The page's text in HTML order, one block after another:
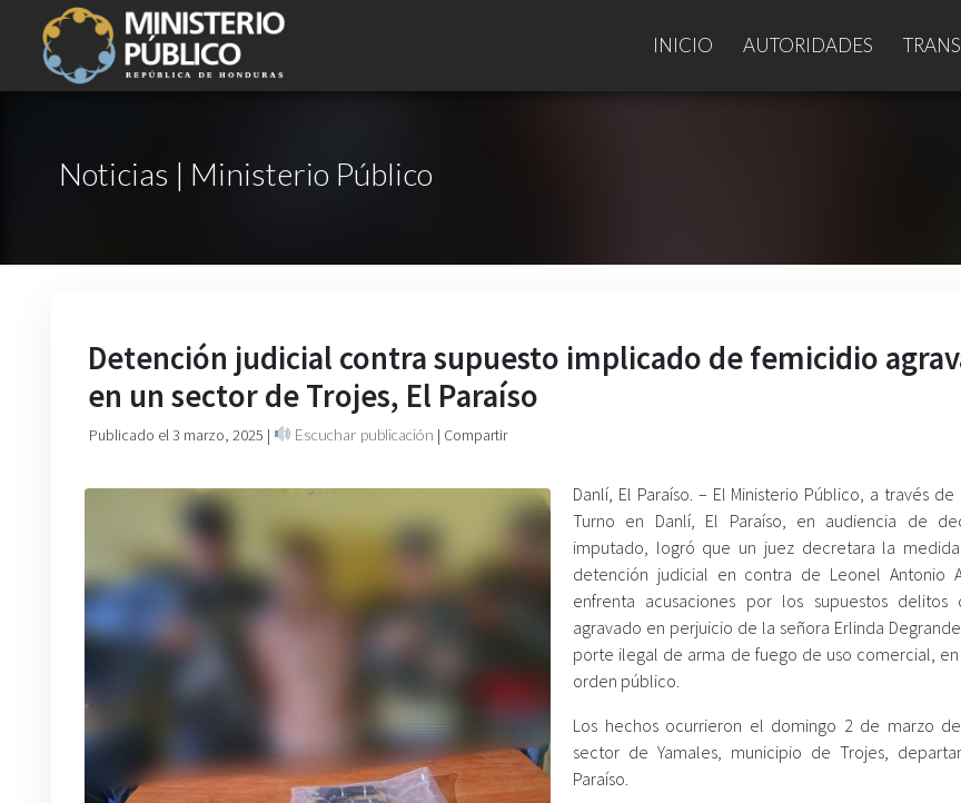
INICIO AUTORIDADES
Noticias | Ministerio Público
Detención judicial contra supuesto implicado de femicidio
en un sector de Trojes, El Paraíso
Publicado el 3 marzo, 2025 | Escuchar publicación | Compartir
Danlí, El Paraíso. – El Ministerio Público, a través
Turno en Danlí, El Paraíso, en audiencia de
imputado, logró que un juez decretara la
detención judicial en contra de Leonel Antonio
enfrenta acusaciones por los supuestos delitos
agravado en perjuicio de la señora Erlinda
porte ilegal de arma de fuego de uso comercial,
orden público.
Los hechos ocurrieron el domingo 2 de marzo
sector de Yamales, municipio de Trojes,
Paraíso.